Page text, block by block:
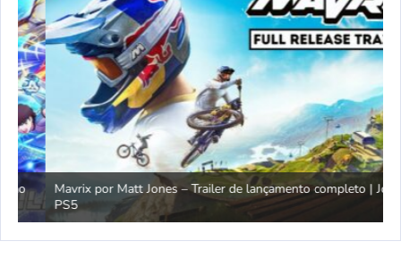
Mavrix por Matt Jones – Trailer de lançamento completo | Jogos
PS5